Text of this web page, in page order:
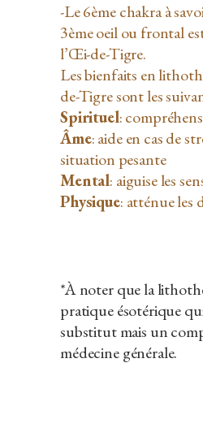
-Le 6ème chakra à
3ème oeil ou frontal
l’Œi-de-Tigre.
Les bienfaits en
de-Tigre sont les
Spirituel:
Âme: aide en cas de
situation pesante
Mental: aiguise les
Physique: atténue les
*À noter que la
pratique ésotérique
substitut mais un
médecine générale.